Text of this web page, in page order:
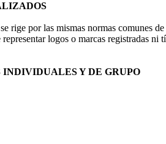
rige por las mismas normas comunes
logos o marcas registradas ni
Y DE GRUPO